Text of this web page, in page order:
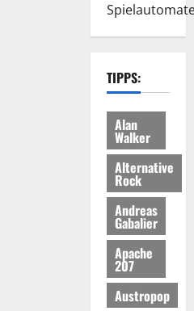
TIPPS:
Alan
Walker
Alternative
Rock
Andreas
Gabalier
Apache
207
Austropop